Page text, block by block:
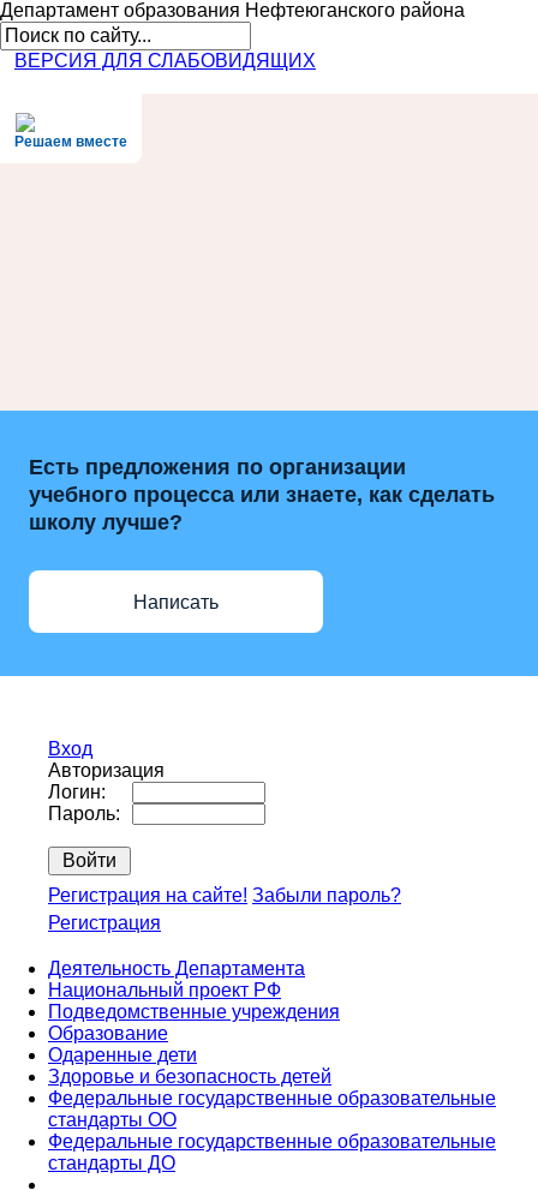
Департамент образования Нефтеюганского района
ВЕРСИЯ ДЛЯ СЛАБОВИДЯЩИХ
Решаем вместе
Есть предложения по организации
учебного процесса или знаете, как сделать
школу лучше?
Написать
Вход
Авторизация
Логин:
Пароль:
Регистрация на сайте! Забыли пароль?
Регистрация
Деятельность Департамента
Национальный проект РФ
Подведомственные учреждения
Образование
Одаренные дети
Здоровье и безопасность детей
Федеральные государственные образовательные
стандарты ОО
Федеральные государственные образовательные
стандарты ДО